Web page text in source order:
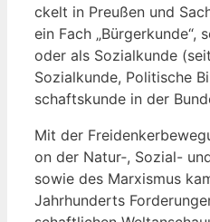
ckelt in Preu­ßen und
ein Fach „Bür­ger­kun­de“,
oder als Sozi­al­kun­de
Sozi­al­kun­de, Poli­ti­sche
schafts­kun­de in der
Mit der
on der Natur‑, Sozi­al-
sowie des Mar­xis­mus
Jahr­hun­derts